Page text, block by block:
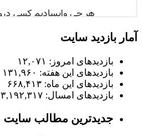
آمار بازدید سایت
بازدیدهای امروز: ۱۲,۰۷۱
بازدیدهای این هفته: ۱۳۱,۹۶۰
بازدیدهای این ماه: ۶۶۸,۴۱۳
بازدیدهای امسال: ۳,۱۹۲,۳۱۷
جدیدترین مطالب سایت